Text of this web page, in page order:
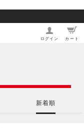
ログイン カート
新着順